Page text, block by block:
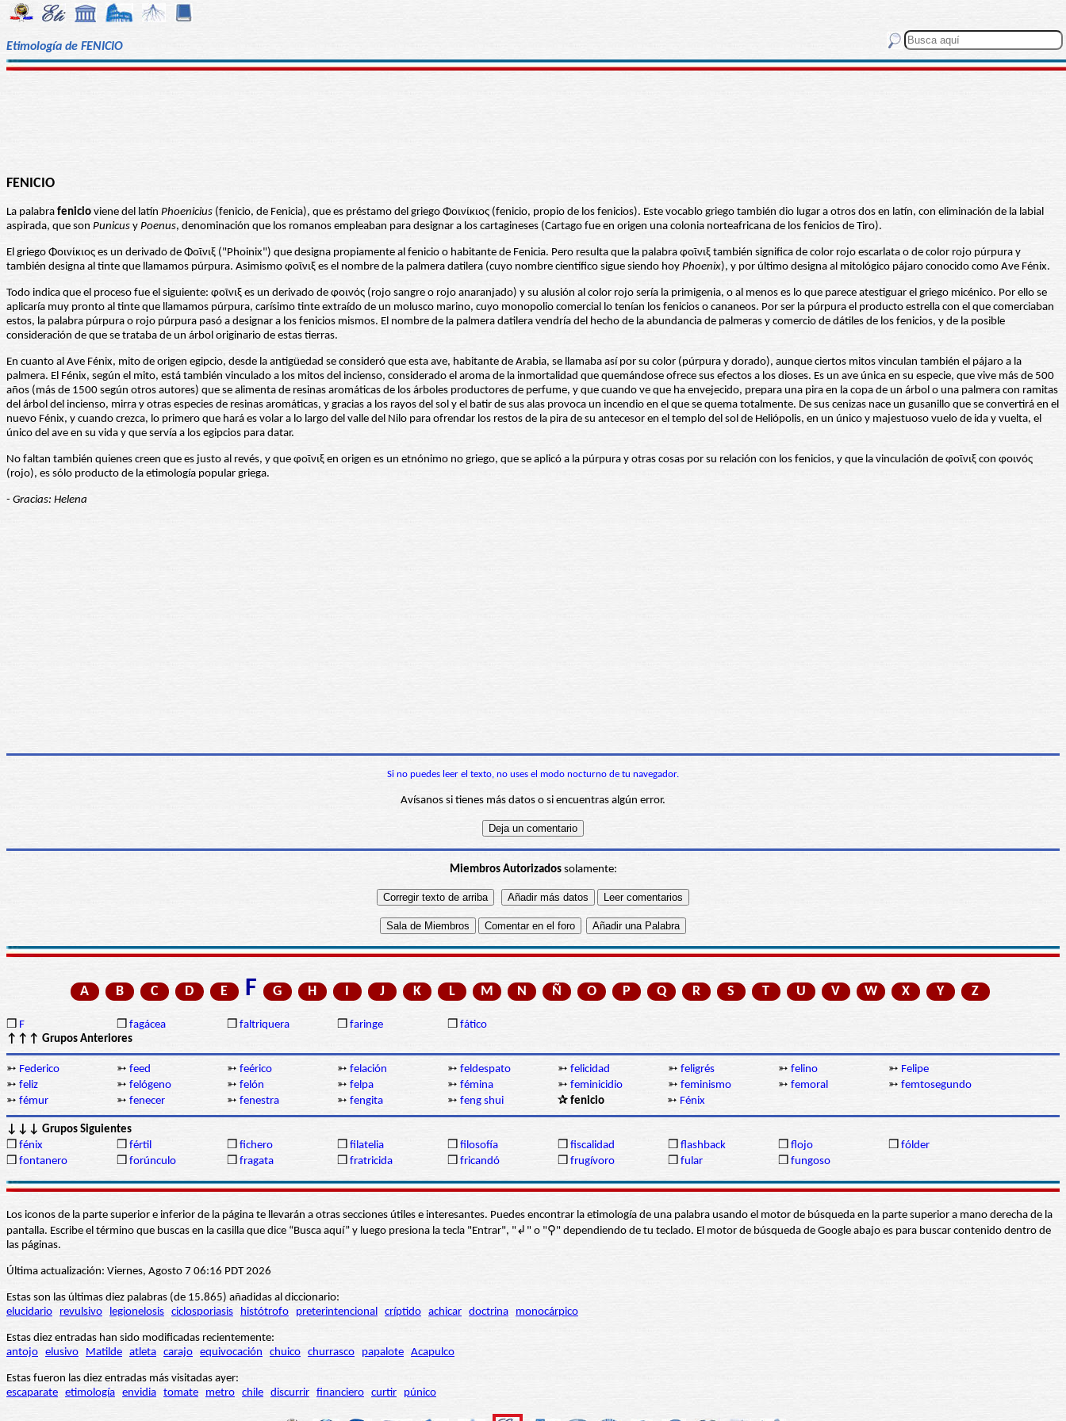
Etimología de FENICIO
FENICIO
La palabra fenicio viene del latín Phoenicius (fenicio, de Fenicia), que es préstamo del griego Φοινίκιος (fenicio, propio de los fenicios). Este vocablo griego también dio lugar a otros dos en latín, con eliminación de la labial
aspirada, que son Punicus y Poenus, denominación que los romanos empleaban para designar a los cartagineses (Cartago fue en origen una colonia norteafricana de los fenicios de Tiro).
El griego Φοινίκιος es un derivado de Φοῖνιξ ("Phoinix") que designa propiamente al fenicio o habitante de Fenicia. Pero resulta que la palabra φοῖνιξ también significa de color rojo escarlata o de color rojo púrpura y
también designa al tinte que llamamos púrpura. Asimismo φοῖνιξ es el nombre de la palmera datilera (cuyo nombre científico sigue siendo hoy Phoenix), y por último designa al mitológico pájaro conocido como Ave Fénix.
Todo indica que el proceso fue el siguiente: φοῖνιξ es un derivado de φοινός (rojo sangre o rojo anaranjado) y su alusión al color rojo sería la primigenia, o al menos es lo que parece atestiguar el griego micénico. Por ello se
aplicaría muy pronto al tinte que llamamos púrpura, carísimo tinte extraído de un molusco marino, cuyo monopolio comercial lo tenían los fenicios o cananeos. Por ser la púrpura el producto estrella con el que comerciaban
estos, la palabra púrpura o rojo púrpura pasó a designar a los fenicios mismos. El nombre de la palmera datilera vendría del hecho de la abundancia de palmeras y comercio de dátiles de los fenicios, y de la posible
consideración de que se trataba de un árbol originario de estas tierras.
En cuanto al Ave Fénix, mito de origen egipcio, desde la antigüedad se consideró que esta ave, habitante de Arabia, se llamaba así por su color (púrpura y dorado), aunque ciertos mitos vinculan también el pájaro a la
palmera. El Fénix, según el mito, está también vinculado a los mitos del incienso, considerado el aroma de la inmortalidad que quemándose ofrece sus efectos a los dioses. Es un ave única en su especie, que vive más de 500
años (más de 1500 según otros autores) que se alimenta de resinas aromáticas de los árboles productores de perfume, y que cuando ve que ha envejecido, prepara una pira en la copa de un árbol o una palmera con ramitas
del árbol del incienso, mirra y otras especies de resinas aromáticas, y gracias a los rayos del sol y el batir de sus alas provoca un incendio en el que se quema totalmente. De sus cenizas nace un gusanillo que se convertirá en el
nuevo Fénix, y cuando crezca, lo primero que hará es volar a lo largo del valle del Nilo para ofrendar los restos de la pira de su antecesor en el templo del sol de Heliópolis, en un único y majestuoso vuelo de ida y vuelta, el
único del ave en su vida y que servía a los egipcios para datar.
No faltan también quienes creen que es justo al revés, y que φοῖνιξ en origen es un etnónimo no griego, que se aplicó a la púrpura y otras cosas por su relación con los fenicios, y que la vinculación de φοῖνιξ con φοινός
(rojo), es sólo producto de la etimología popular griega.
- Gracias: Helena
Si no puedes leer el texto, no uses el modo nocturno de tu navegador.
Avísanos si tienes más datos o si encuentras algún error.
Miembros Autorizadossolamente:
A B C D E F G H I J K L M N Ñ O P Q R S T U V W X Y Z
❒ F ❒ fagácea ❒ faltriquera ❒ faringe ❒ fático
↑↑↑ Grupos Anteriores
➳ Federico ➳ feed ➳ feérico ➳ felación ➳ feldespato ➳ felicidad ➳ feligrés ➳ felino ➳ Felipe
➳ feliz ➳ felógeno ➳ felón ➳ felpa ➳ fémina ➳ feminicidio ➳ feminismo ➳ femoral ➳ femtosegundo
➳ fémur ➳ fenecer ➳ fenestra ➳ fengita ➳ feng shui ✰ fenicio ➳ Fénix
↓↓↓ Grupos Siguientes
❒ fénix ❒ fértil ❒ fichero ❒ filatelia ❒ filosofía ❒ fiscalidad ❒ flashback ❒ flojo ❒ fólder
❒ fontanero ❒ forúnculo ❒ fragata ❒ fratricida ❒ fricandó ❒ frugívoro ❒ fular ❒ fungoso
Los iconos de la parte superior e inferior de la página te llevarán a otras secciones útiles e interesantes. Puedes encontrar la etimología de una palabra usando el motor de búsqueda en la parte superior a mano derecha de la
pantalla. Escribe el término que buscas en la casilla que dice “Busca aquí” y luego presiona la tecla "Entrar", "↲" o "⚲" dependiendo de tu teclado. El motor de búsqueda de Google abajo es para buscar contenido dentro de
las páginas.
Última actualización: Viernes, Agosto 7 06:16 PDT 2026
Estas son las últimas diez palabras (de 15.865) añadidas al diccionario:
elucidario
revulsivo legionelosis ciclosporiasis histótrofo preterintencional críptido achicar doctrina monocárpico
Estas diez entradas han sido modificadas recientemente:
antojo elusivo Matilde atleta carajo equivocación chuico churrasco papalote Acapulco
Estas fueron las diez entradas más visitadas ayer:
escaparate etimología envidia tomate metro chile discurrir financiero curtir púnico